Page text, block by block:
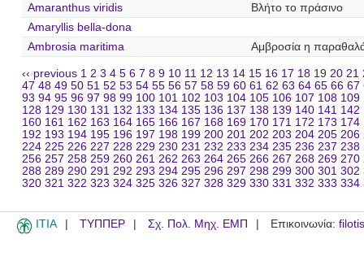
Amaranthus viridis
Βλήτο το πράσινο
Amaryllis bella-dona
Ambrosia maritima
Αμβροσία η
‹‹ previous 1 2 3 4 5 6 7 8 9 10 11 12 13 14 15 16 17 18 19 20 21
47 48 49 50 51 52 53 54 55 56 57 58 59 60 61 62 63 64 65 66 67
93 94 95 96 97 98 99 100 101 102 103 104 105 106 107 108 109
128 129 130 131 132 133 134 135 136 137 138 139 140 141 142
160 161 162 163 164 165 166 167 168 169 170 171 172 173 174
192 193 194 195 196 197 198 199 200 201 202 203 204 205 206
224 225 226 227 228 229 230 231 232 233 234 235 236 237 238
256 257 258 259 260 261 262 263 264 265 266 267 268 269 270
288 289 290 291 292 293 294 295 296 297 298 299 300 301 302
320 321 322 323 324 325 326 327 328 329 330 331 332 333 334
ITIA ΤΥΠΠΕΡ Σχ. Πολ. Μηχ. ΕΜΠ Επικοινωνία: